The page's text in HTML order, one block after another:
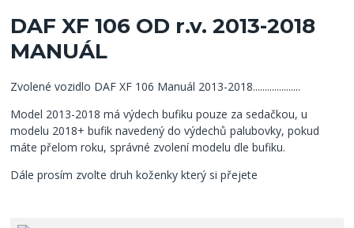
DAF XF 106 OD r.v. 2013-2018
MANUÁL
Zvolené vozidlo DAF XF 106 Manuál 2013-2018....................
Model 2013-2018 má výdech bufiku pouze za sedačkou, u
modelu 2018+ bufik navedený do výdechů palubovky, pokud
máte přelom roku, správné zvolení modelu dle bufiku.
Dále prosím zvolte druh koženky který si přejete